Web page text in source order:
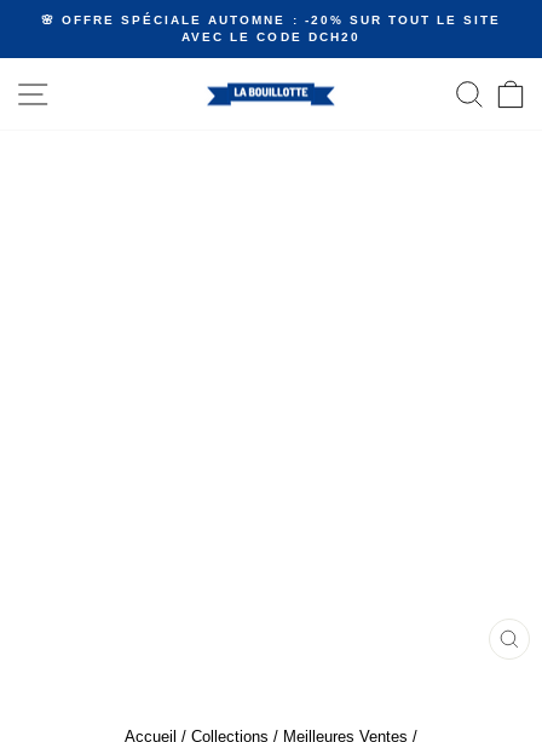
Passer
contenu
Diaporama
🌸 OFFRE SPÉCIALE AUTOMNE : -20% SUR TOUT LE SITE
AVEC LE CODE DCH20
Accueil / Collections / Meilleures Ventes /